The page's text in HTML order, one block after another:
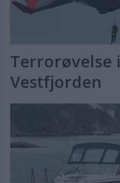
Terrorøvelse i
Vestfjorden